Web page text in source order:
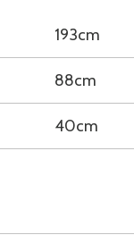
193cm
88cm
40cm